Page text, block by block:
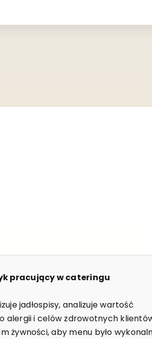
pracujący w cateringu
jadłospisy, analizuje wartość
alergii i celów zdrowotnych
żywności, aby menu było